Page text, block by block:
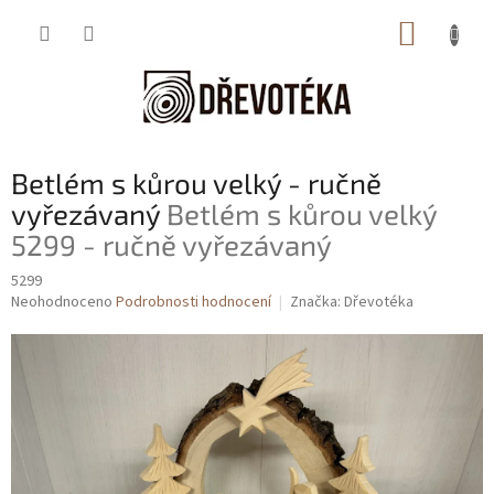
Betlém s kůrou velký - ručně
vyřezávaný Betlém s kůrou velký
5299 - ručně vyřezávaný
5299
Průměrné
Neohodnoceno Podrobnosti hodnocení Značka: Dřevotéka